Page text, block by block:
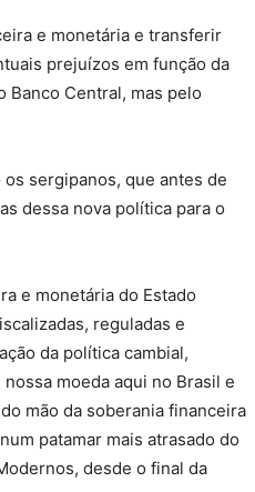
e monetária e transferir
prejuízos em função da
Banco Central, mas pelo
sergipanos, que antes de
dessa nova política para o
e monetária do Estado
reguladas e
da política cambial,
moeda aqui no Brasil e
mão da soberania financeira
patamar mais atrasado do
desde o final da